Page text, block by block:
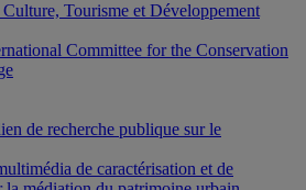
Tourisme et Développement
Committee for the Conservation
de recherche publique sur le
de caractérisation et de